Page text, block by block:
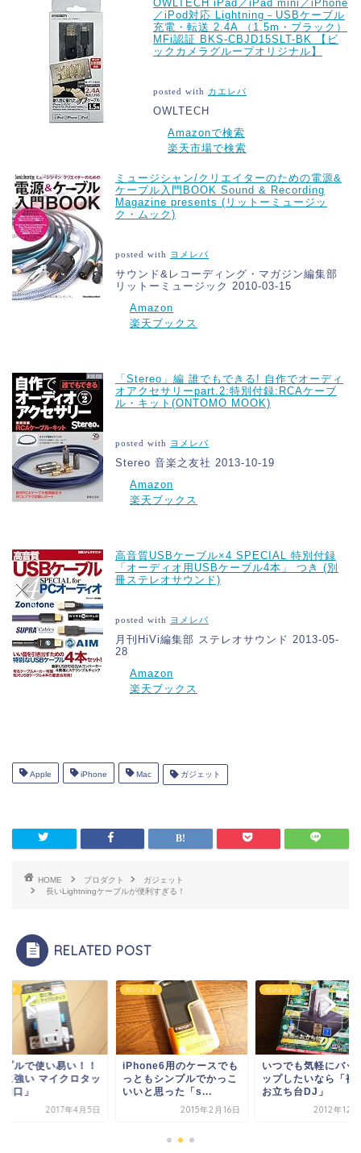
OWLTECH iPad／iPad mini／iPhone
／iPod対応 Lightning－USBケーブル
充電・転送 2.4A （1.5m・ブラック）
MFi認証 BKS-CBJD15SLT-BK 【ビ
ックカメラグループオリジナル】
posted with カエレバ
OWLTECH
Amazonで検索
楽天市場で検索
ミュージシャン/クリエイターのための電源&
ケーブル入門BOOK Sound & Recording
Magazine presents (リットーミュージッ
ク・ムック)
posted with ヨメレバ
サウンド&レコーディング・マガジン編集部
リットーミュージック 2010-03-15
Amazon
楽天ブックス
「Stereo」編 誰でもできる! 自作でオーディ
オアクセサリーpart.2:特別付録:RCAケーブ
ル・キット(ONTOMO MOOK)
posted with ヨメレバ
Stereo 音楽之友社 2013-10-19
Amazon
楽天ブックス
高音質USBケーブル×4 SPECIAL 特別付録
「オーディオ用USBケーブル4本」 つき (別
冊ステレオサウンド)
posted with ヨメレバ
月刊HiVi編集部 ステレオサウンド 2013-05-
28
Amazon
楽天ブックス
Apple iPhone Mac ガジェット
HOME プロダクト
ガジェット
長いLightningケーブルが便利すぎる！
RELATED POST
ット
プルで使い易い！！
に強い マイクロタッ
口」
2017年4月5日
ガジェット
iPhone6用のケースでも
っともシンプルでかっこ
いいと思った「s...
2015年2月16日
ガジェット
いつでも気軽にバッ
ップしたいなら「裸
お立ち台DJ」
2012年12